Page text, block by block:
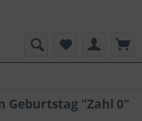
Geburtstag "Zahl 0"